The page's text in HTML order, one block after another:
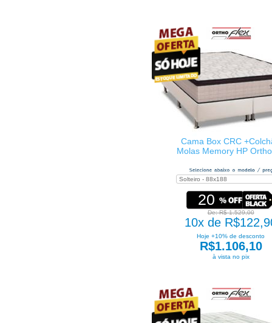
Cama Box CRC
Molas Memory HP
20
De: R$ 1.529,00
10x de
Hoje +10% de desconto
R$1.106,10
à vista no pix